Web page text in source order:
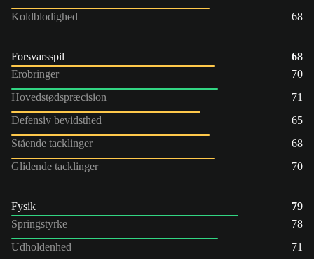
Koldblodighed
68
Forsvarsspil
68
Erobringer
70
Hovedstødspræcision
71
Defensiv bevidsthed
65
Stående tacklinger
68
Glidende tacklinger
70
Fysik
79
Springstyrke
78
Udholdenhed
71